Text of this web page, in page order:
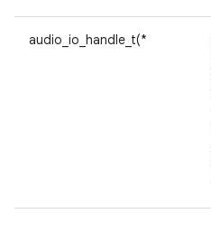
audio_io_handle_t(*